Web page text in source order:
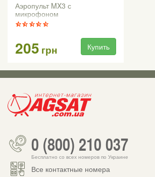
Аэропульт MX3 с
микрофоном
205 грн Купить
0 (800) 210 037
Бесплатно со всех номеров по Украине
Все контактные номера